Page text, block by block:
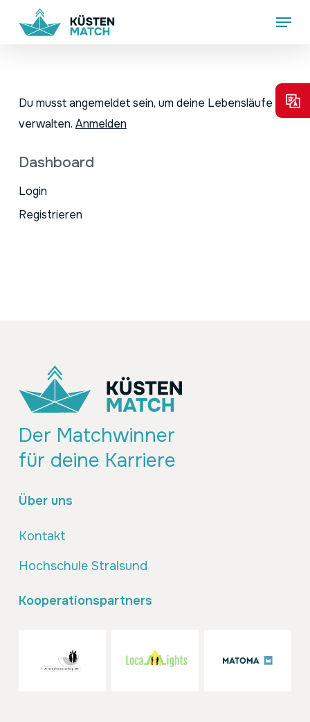
Menu
Du musst angemeldet sein, um deine Lebensläufe zu
verwalten. Anmelden
Dashboard
Login
Registrieren
Der Matchwinner
für deine Karriere
Über uns
Kontakt
Hochschule Stralsund
Kooperationspartners